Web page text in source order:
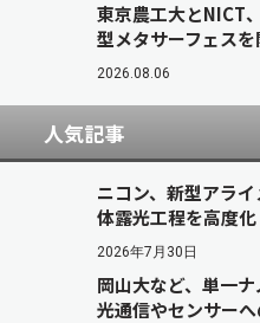
東京農工大とNICT
型メタサーフェス
2026.08.06
人気記事
ニコン、新型アラ
体露光工程を高度化
2026年7月30日
岡山大など、単一
光通信やセンサー